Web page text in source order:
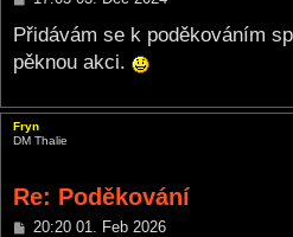
s
t
Přidávám se k poděkováním
pěknou akci.
Fryn
DM Thalie
Re: Poděkování
P20:20 01. Feb 2026